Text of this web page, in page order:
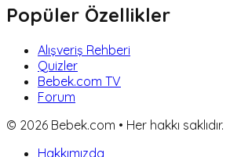
Popüler Özellikler
Alışveriş Rehberi
Quizler
Bebek.com TV
Forum
© 2026 Bebek.com • Her hakkı saklıdır.
Hakkımızda